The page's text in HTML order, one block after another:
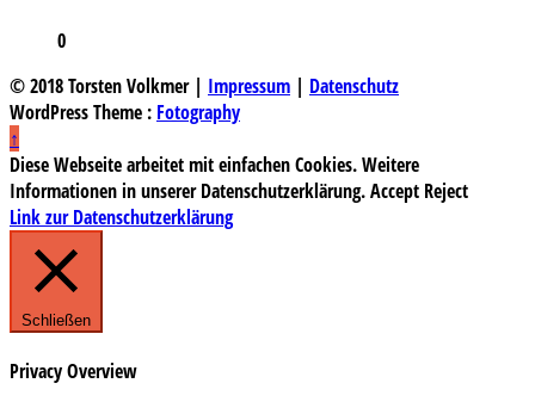
0
© 2018 Torsten Volkmer | Impressum | Datenschutz
WordPress Theme : Fotography
↑
Diese Webseite arbeitet mit einfachen Cookies. Weitere
Informationen in unserer Datenschutzerklärung.Accept Reject
Link zur Datenschutzerklärung
Schließen
Privacy Overview